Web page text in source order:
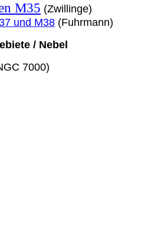
M35 (Zwillinge)
und M38 (Fuhrmann)
/ Nebel
7000)